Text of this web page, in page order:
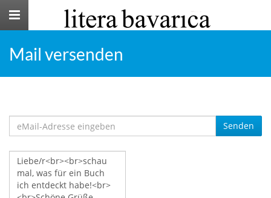
Toggle
Mail versenden
Senden